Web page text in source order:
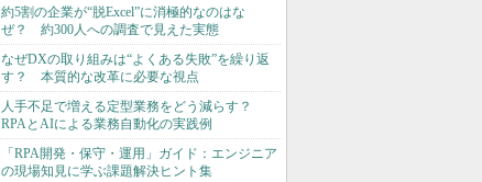
約5割の企業が“脱Excel”に消極的なのはな
ぜ？ 約300人への調査で見えた実態
なぜDXの取り組みは“よくある失敗”を繰り返
す？ 本質的な改革に必要な視点
人手不足で増える定型業務をどう減らす？
RPAとAIによる業務自動化の実践例
「RPA開発・保守・運用」ガイド：エンジニア
の現場知見に学ぶ課題解決ヒント集